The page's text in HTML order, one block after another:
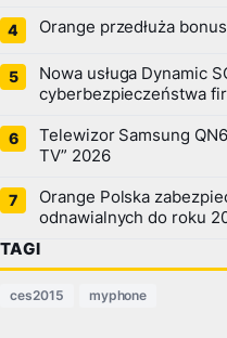
Orange przedłuża
Nowa usługa Dynamic
cyberbezpieczeństwa
Telewizor Samsung
TV” 2026
Orange Polska
odnawialnych do roku
TAGI
ces2015 myphone